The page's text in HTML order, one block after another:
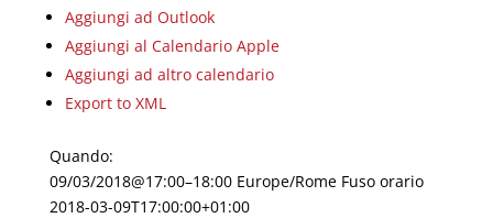
Aggiungi ad Outlook
Aggiungi al Calendario Apple
Aggiungi ad altro calendario
Export to XML
Quando:
09/03/2018@17:00–18:00 Europe/Rome Fuso orario
2018-03-09T17:00:00+01:00